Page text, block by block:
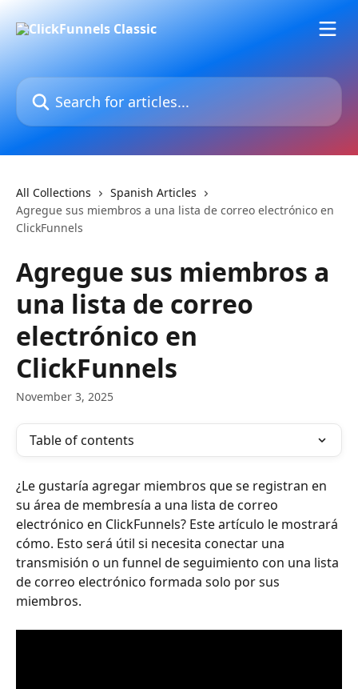
Search for articles...
All Collections
Spanish Articles
Agregue sus miembros a una lista de correo electrónico en
ClickFunnels
Agregue sus miembros a
una lista de correo
electrónico en
ClickFunnels
November 3, 2025
Table of contents
¿Le gustaría agregar miembros que se registran en
su área de membresía a una lista de correo
electrónico en ClickFunnels? Este artículo le mostrará
cómo. Esto será útil si necesita conectar una
transmisión o un funnel de seguimiento con una lista
de correo electrónico formada solo por sus
miembros.